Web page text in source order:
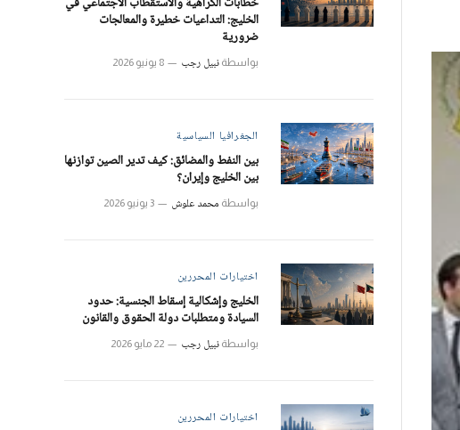
الخليج: التداعيات خطيرة والمعالجات
ضرورية
بواسطة نبيل رجب 8 يونيو 2026
الجغرافيا السياسية
بين النفط والمضائق: كيف تدير الصين توازنها
بين الخليج وإيران؟
بواسطة محمد علوش 3 يونيو 2026
اختيارات المحررين
الخليج وإشكالية إسقاط الجنسية: حدود
السيادة ومتطلبات دولة الحقوق والقانون
بواسطة نبيل رجب 22 مايو 2026
اختيارات المحررين